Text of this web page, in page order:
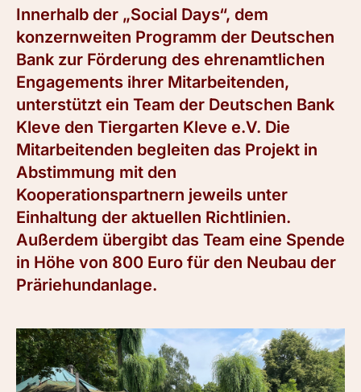
Innerhalb der „Social Days“, dem
konzernweiten Programm der Deutschen
Bank zur Förderung des ehrenamtlichen
Engagements ihrer Mitarbeitenden,
unterstützt ein Team der Deutschen Bank
Kleve den Tiergarten Kleve e.V. Die
Mitarbeitenden begleiten das Projekt in
Abstimmung mit den
Kooperationspartnern jeweils unter
Einhaltung der aktuellen Richtlinien.
Außerdem übergibt das Team eine Spende
in Höhe von 800 Euro für den Neubau der
Präriehundanlage.